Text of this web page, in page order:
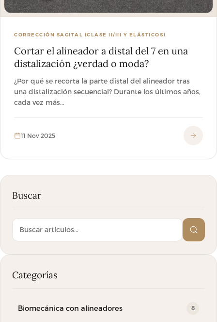
CORRECCIÓN SAGITAL (CLASE II/III Y ELÁSTICOS)
Cortar el alineador a distal del 7 en una
distalización ¿verdad o moda?
¿Por qué se recorta la parte distal del alineador tras
una distalización secuencial? Durante los últimos años,
cada vez más…
11 Nov 2025
Buscar
Buscar en el blog
Categorías
Biomecánica con alineadores 8